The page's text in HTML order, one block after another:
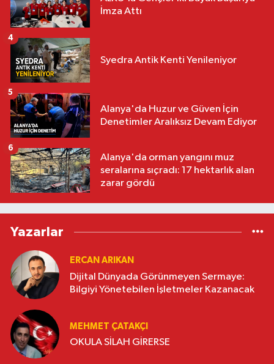
İmza Attı
Syedra Antik Kenti Yenileniyor
4
Alanya'da Huzur ve Güven İçin
Denetimler Aralıksız Devam Ediyor
5
Alanya'da orman yangını muz
seralarına sıçradı: 17 hektarlık alan
zarar gördü
6
Yazarlar
ERCAN ARIKAN
Dijital Dünyada Görünmeyen Sermaye:
Bilgiyi Yönetebilen İşletmeler Kazanacak
MEHMET ÇATAKÇI
OKULA SİLAH GİRERSE